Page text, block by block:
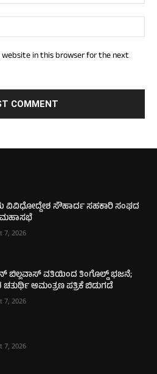
website in this browser for the next
ಸೌಹಾರ್ದ ಸಹಕಾರಿ ಸಂಘದ
ಮಹಾಸಭೆ
7, 2026
ಬಿಲ್ಲವಾಸ್ ವತಿಯಿಂದ ತಿಂಗೊಲ್ಡ್ ಭಜನೆ;
ಚತುರ್ಥಿ ಆಮಂತ್ರಣ ಪತ್ರಿಕೆ ಬಿಡುಗಡೆ
7, 2026
7, 2026